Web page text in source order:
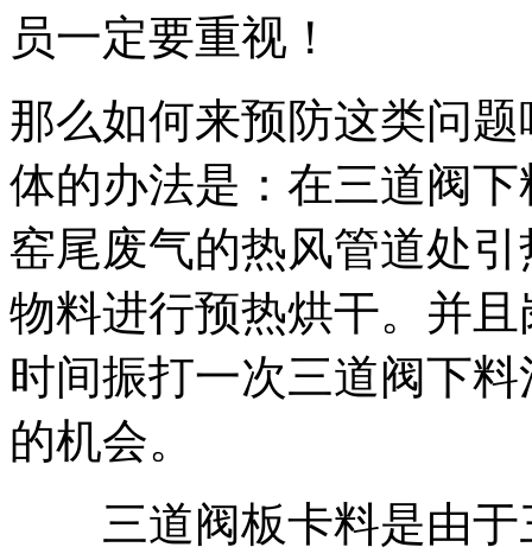
员一定要重视！
那么如何来预防这类问
体的办法是：在三道阀
窑尾废气的热风管道处
物料进行预热烘干。并
时间振打一次三道阀下
的机会。
三道阀板卡料是由于